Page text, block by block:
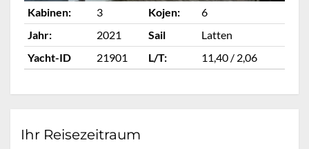
Kabinen: 3 Kojen:
6
Jahr:
2021 Sail
Latten
Yacht-ID
21901 L/T: 11,40 / 2,06
Ihr Reisezeitraum